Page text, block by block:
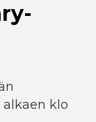
alkaen klo